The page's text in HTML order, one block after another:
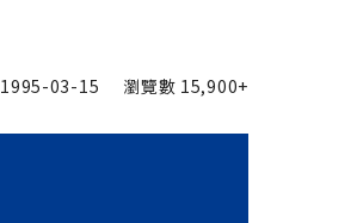
1995-03-15 瀏覽數 15,900+